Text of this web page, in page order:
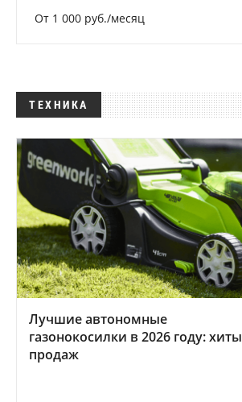
От 1 000 руб./месяц
ТЕХНИКА
Лучшие автономные
газонокосилки в 2026 году: хиты
продаж